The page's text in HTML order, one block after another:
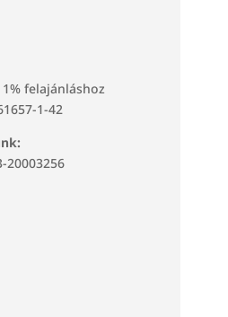
felajánláshoz
1-42
20003256